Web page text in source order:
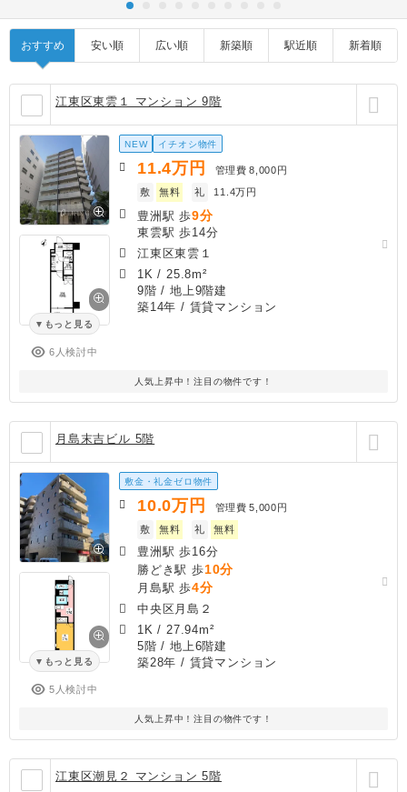
おすすめ 安い順 広い順 新築順 駅近順 新着順
江東区東雲１ マンション 9階
もっと見る
6人検討中
NEW イチオシ物件
11.4万円 管理費 8,000円
敷
無料 礼 11.4万円
豊洲駅 歩9分
東雲駅 歩14分
江東区東雲１
1K / 25.8m²
9階 / 地上9階建
築14年 / 賃貸マンション
人気上昇中！注目の物件です！
月島末吉ビル 5階
もっと見る
5人検討中
敷金・礼金ゼロ物件
10.0万円 管理費 5,000円
敷
無料 礼 無料
豊洲駅 歩16分
勝どき駅 歩10分
月島駅 歩4分
中央区月島２
1K / 27.94m²
5階 / 地上6階建
築28年 / 賃貸マンション
人気上昇中！注目の物件です！
江東区潮見２ マンション 5階